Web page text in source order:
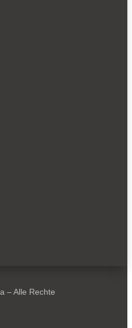
– Alle Rechte